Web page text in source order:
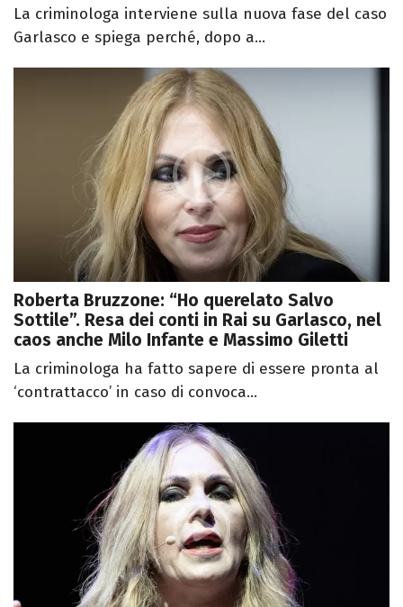
La criminologa interviene sulla nuova fase del caso
Garlasco e spiega perché, dopo a...
Roberta Bruzzone: “Ho querelato Salvo
Sottile”. Resa dei conti in Rai su Garlasco, nel
caos anche Milo Infante e Massimo Giletti
La criminologa ha fatto sapere di essere pronta al
‘contrattacco’ in caso di convoca...